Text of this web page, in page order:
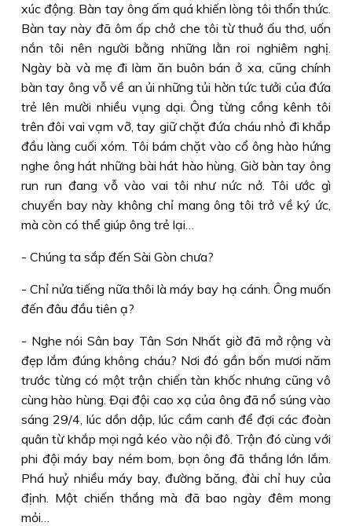
xúc động. Bàn tay ông ấm quá khiến lòng tôi thổn thức.
Bàn tay này đã ôm ấp chở che tôi từ thuở ấu thơ, uốn
nắn tôi nên người bằng những lằn roi nghiêm nghị.
Ngày bà và mẹ đi làm ăn buôn bán ở xa, cũng chính
bàn tay ông vỗ về an ủi những tủi hờn tức tưởi của đứa
trẻ lên mười nhiều vụng dại. Ông từng cồng kênh tôi
trên đôi vai vạm vỡ, tay giữ chặt đứa cháu nhỏ đi khắp
đầu làng cuối xóm. Tôi bám chặt vào cổ ông hào hứng
nghe ông hát những bài hát hào hùng. Giờ bàn tay ông
run run đang vỗ vào vai tôi như nức nở. Tôi ước gì
chuyến bay này không chỉ mang ông tôi trở về ký ức,
mà còn có thể giúp ông trẻ lại…
- Chúng ta sắp đến Sài Gòn chưa?
- Chỉ nửa tiếng nữa thôi là máy bay hạ cánh. Ông muốn
đến đâu đầu tiên ạ?
- Nghe nói Sân bay Tân Sơn Nhất giờ đã mở rộng và
đẹp lắm đúng không cháu? Nơi đó gần bốn mươi năm
trước từng có một trận chiến tàn khốc nhưng cũng vô
cùng hào hùng. Ðại đội cao xạ của ông đã nổ súng vào
sáng 29/4, lúc dồn dập, lúc cầm canh để đợi các đoàn
quân từ khắp mọi ngả kéo vào nội đô. Trận đó cùng với
phi đội máy bay ném bom, bọn ông đã thắng lớn lắm.
Phá huỷ nhiều máy bay, đường băng, đài chỉ huy của
định. Một chiến thắng mà đã bao ngày đêm mong
mỏi…